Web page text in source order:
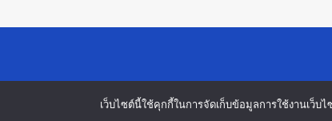
เว็บไซต์นี้ใช้คุกกี้ในการจัดเก็บข้อมูลการใช้งานเว็